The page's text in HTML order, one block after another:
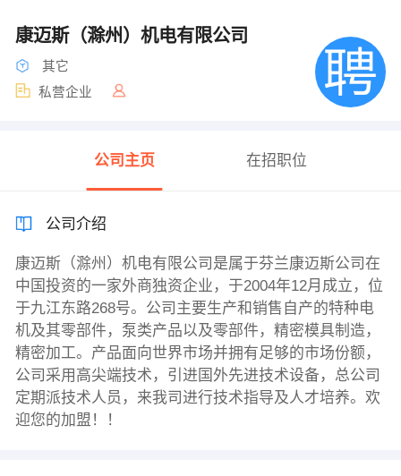
康迈斯（滁州）机电有限公司
其它
私营企业
公司主页 在招职位
公司介绍
康迈斯（滁州）机电有限公司是属于芬兰康迈斯公司在
中国投资的一家外商独资企业，于2004年12月成立，位
于九江东路268号。公司主要生产和销售自产的特种电
机及其零部件，泵类产品以及零部件，精密模具制造，
精密加工。产品面向世界市场并拥有足够的市场份额，
公司采用高尖端技术，引进国外先进技术设备，总公司
定期派技术人员，来我司进行技术指导及人才培养。欢
迎您的加盟！！